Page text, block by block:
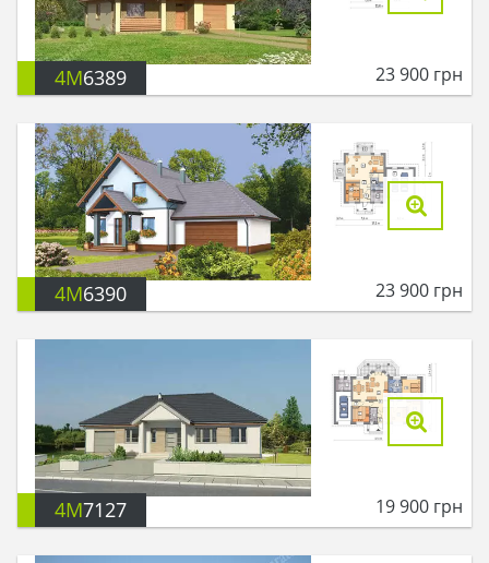
4M6389 23 900 грн
4M6390 23 900 грн
4M7127 19 900 грн